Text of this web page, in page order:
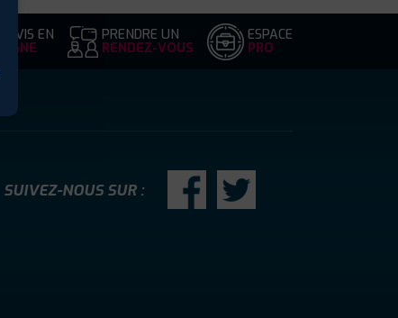
DEVIS EN
LIGNE
PRENDRE UN
RENDEZ-VOUS
ESPACE
PRO
SUIVEZ-NOUS SUR :